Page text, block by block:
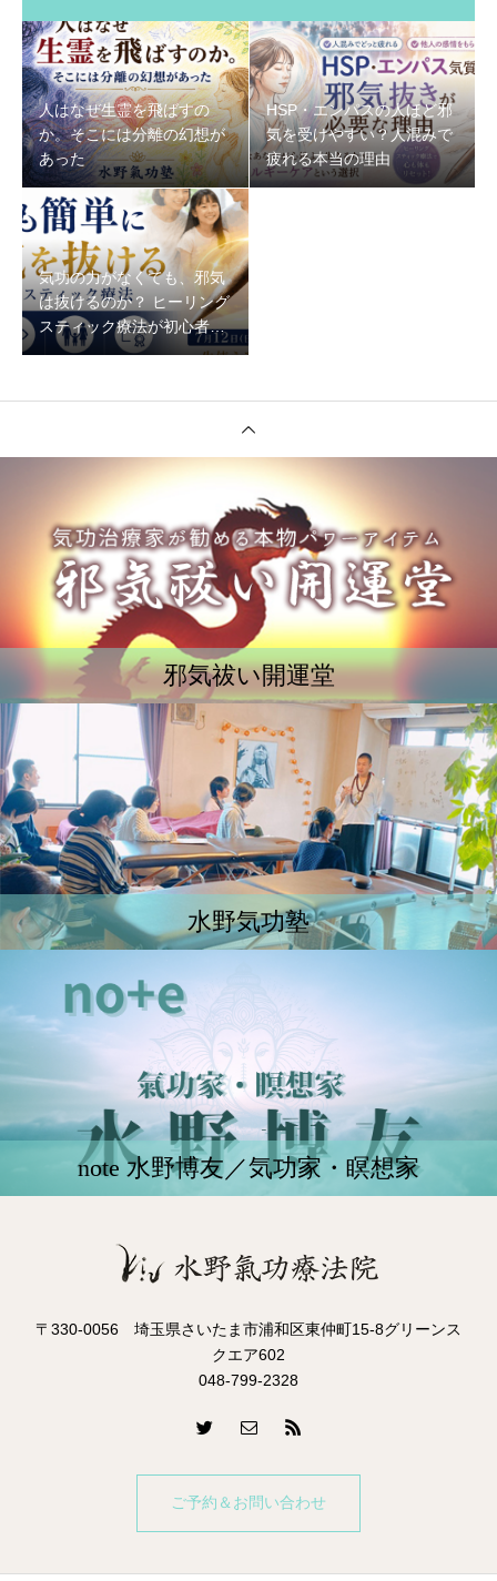
人はなぜ生霊を飛ばすの
か。そこには分離の幻想が
あった
HSP・エンパスの人ほど邪
気を受けやすい？人混みで
疲れる本当の理由
気功の力がなくても、邪気
は抜けるのか？ ヒーリング
スティック療法が初心者で
もできる理由
邪気祓い開運堂
水野気功塾
note 水野博友／気功家・瞑想家
〒330-0056 埼玉県さいたま市浦和区東仲町15-8グリーンス
クエア602
048-799-2328
ご予約＆お問い合わせ